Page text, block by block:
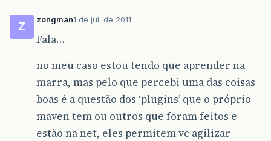
Z
zongman1 de jul. de 2011
Fala…
no meu caso estou tendo que aprender na
marra, mas pelo que percebi uma das coisas
boas é a questão dos ‘plugins’ que o próprio
maven tem ou outros que foram feitos e
estão na net, eles permitem vc agilizar